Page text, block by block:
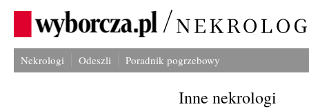
Nekrologi Odeszli Poradnik pogrzebowy
Inne nekrologi